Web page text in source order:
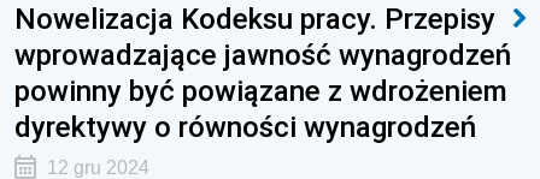
Nowelizacja Kodeksu pracy. Przepisy
wprowadzające jawność wynagrodzeń
powinny być powiązane z wdrożeniem
dyrektywy o równości wynagrodzeń
12 gru 2024